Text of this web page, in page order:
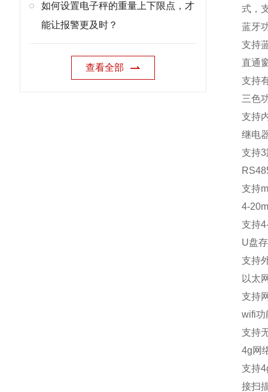
如何设置电子秤的重量上下限点，才
能让报警更及时？
查看全部
式，
蓝牙
支持
直通
支持
三色
支持
继电
支持3
支持
4-
支持
U盘
支持
以太
支持
wifi功
支持
4g网
支持
接扫